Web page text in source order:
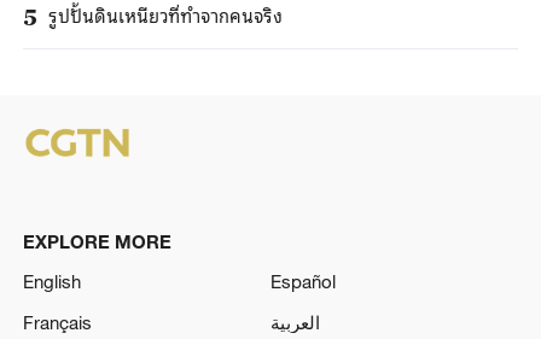
5 รูปปั้นดินเหนียวที่ทำจากคนจริง
EXPLORE MORE
English
Español
Français
العربية